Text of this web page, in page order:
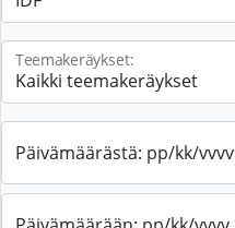
Teemakeräykset:
Päivämäärästä: pp/kk/vvvv